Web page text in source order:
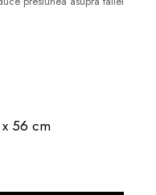
56 cm